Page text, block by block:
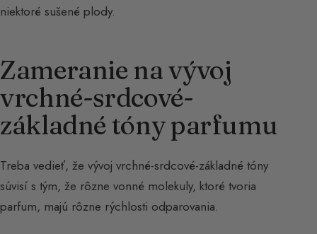
niektoré sušené plody.
Zameranie na vývoj
vrchné-srdcové-
základné tóny parfumu
Treba vedieť, že vývoj vrchné-srdcové-základné tóny
súvisí s tým, že rôzne vonné molekuly, ktoré tvoria
parfum, majú rôzne rýchlosti odparovania.